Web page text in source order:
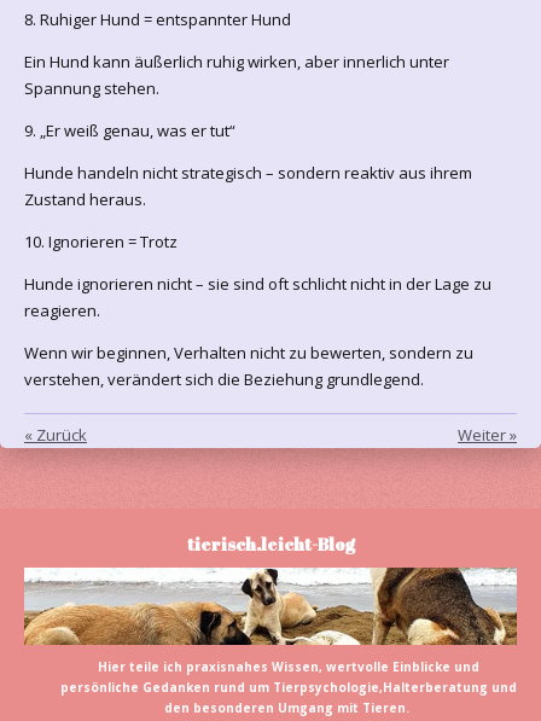
8. Ruhiger Hund = entspannter Hund
Ein Hund kann äußerlich ruhig wirken, aber innerlich unter
Spannung stehen.
9. „Er weiß genau, was er tut“
Hunde handeln nicht strategisch – sondern reaktiv aus ihrem
Zustand heraus.
10. Ignorieren = Trotz
Hunde ignorieren nicht – sie sind oft schlicht nicht in der Lage zu
reagieren.
Wenn wir beginnen, Verhalten nicht zu bewerten, sondern zu
verstehen, verändert sich die Beziehung grundlegend.
« Zurück Weiter»
tierisch.leicht-Blog
Hier teile ich praxisnahes Wissen, wertvolle Einblicke und
persönliche Gedanken rund um Tierpsychologie,Halterberatung und
den besonderen Umgang mit Tieren.